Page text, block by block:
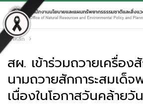
หน้าหลัก
สผ. เข้าร่วมถวายเครื่อง
นามถวายสักการะสมเด็จ
เนื่องในโอกาสวันคล้ายวั